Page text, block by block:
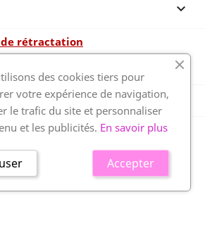

rétractation

la Société des Avis Garantis,cliquez ici pour
funéraires.fr, développé par Wess
des cookies tiers pour
votre expérience de navigation,
le trafic du site et personnaliser
et les publicités. En savoir plus
Accepter